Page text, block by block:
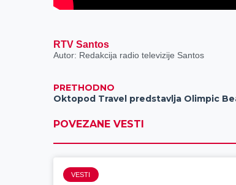
RTV Santos
Autor: Redakcija radio televizije Santos
PRETHODNO
Oktopod Travel predstavlja Olimpic
POVEZANE VESTI
VESTI